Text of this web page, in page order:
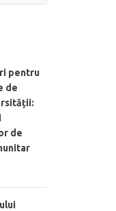
pentru
de
de